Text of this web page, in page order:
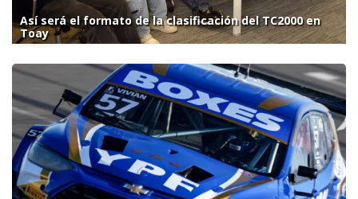
Así será el formato de la clasificación del TC2000 en
Toay